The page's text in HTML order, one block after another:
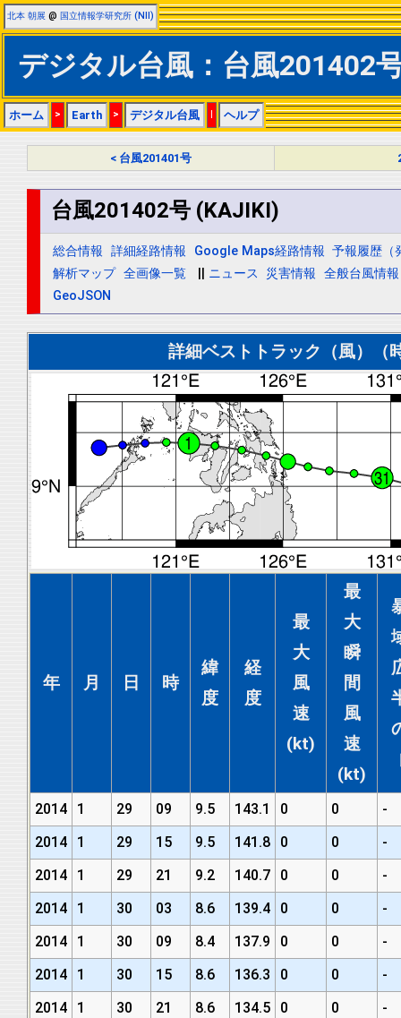
北本 朝展 @ 国立情報学研究所 (NII)
デジタル台風：台風201402
ホーム > Earth > デジタル台風 | ヘルプ
< 台風201401号
台風201402号 (KAJIKI)
総合情報 詳細経路情報 Google Maps経路情報 予報履歴（
解析マップ 全画像一覧 ニュース 災害情報 全般台風情報
GeoJSON
詳細ベストトラック（風）（
年 月 日 時
緯
度
経
度
最
大
風
速
(kt)
最
大
瞬
間
風
速
(kt)
2014 1 29 09 9.5 143.1 0 0
-
2014
1 29 15 9.5 141.8 0 0
-
2014
1 29 21 9.2 140.7 0 0
-
2014
1 30 03 8.6 139.4 0 0
-
2014
1 30 09 8.4 137.9 0 0
-
2014
1 30 15 8.6 136.3 0 0
-
2014
1 30 21 8.6 134.5 0 0
-